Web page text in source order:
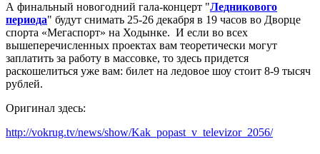
А финальный новогодний гала-концерт "Ледникового
периода" будут снимать 25-26 декабря в 19 часов во Дворце
спорта «Мегаспорт» на Ходынке. И если во всех
вышеперечисленных проектах вам теоретически могут
заплатить за работу в массовке, то здесь придется
раскошелиться уже вам: билет на ледовое шоу стоит 8-9 тысяч
рублей.
Оригинал здесь:
http://vokrug.tv/news/show/Kak_popast_v_televizor_2056/